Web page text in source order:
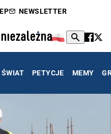
NEWSLETTER
ŚWIAT PETYCJE MEMY